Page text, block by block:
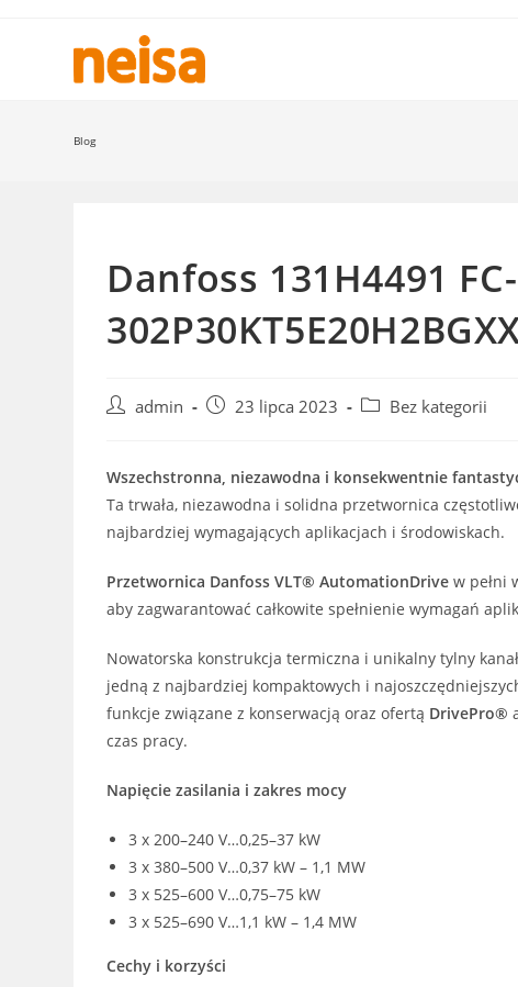
Blog
Danfoss 131H4491 FC-
Postadmin
Post23 lipca 2023
PostBez kategorii
Wszechstronna, niezawodna i konsekwentnie
Ta trwała, niezawodna i solidna przetwornica
najbardziej wymagających aplikacjach i środowiskach.
Przetwornica Danfoss VLT® AutomationDrive w pełni
aby zagwarantować całkowite spełnienie wymagań
Nowatorska konstrukcja termiczna i unikalny tylny
jedną z najbardziej kompaktowych i
funkcje związane z konserwacją oraz ofertą DrivePro®
czas pracy.
Napięcie zasilania i zakres mocy
3 x 200–240 V…0,25–37 kW
3 x 380–500 V…0,37 kW – 1,1 MW
3 x 525–600 V…0,75–75 kW
3 x 525–690 V…1,1 kW – 1,4 MW
Cechy i korzyści